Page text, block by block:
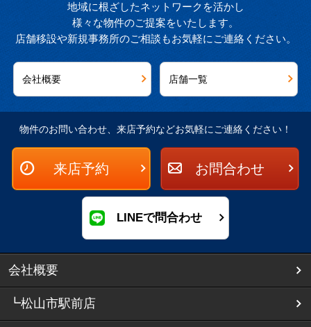
地域に根ざしたネットワークを活かし
様々な物件のご提案をいたします。
店舗移設や新規事務所のご相談もお気軽にご連絡ください。
会社概要 店舗一覧
物件のお問い合わせ、来店予約などお気軽にご連絡ください！
来店予約 お問合わせ
LINEで問合わせ
会社概要
┗松山市駅前店